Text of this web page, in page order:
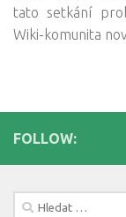
tato setkání
Wiki-komunita
FOLLOW:
Vyhledávání